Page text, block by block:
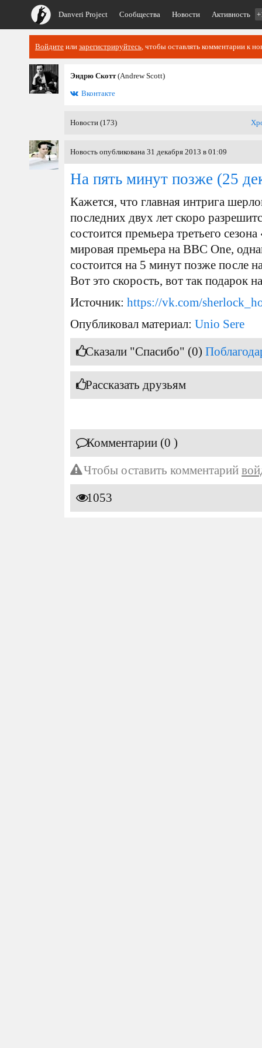
Danveri Project Сообщества Новости Активность
Войдите или зарегистрируйтесь, чтобы оставлять комментарии к
Эндрю Скотт(Andrew Scott)
Вконтакте
Новости (173)
Новость опубликована 31 декабря 2013 в 01:09
На пять минут позже (25
Кажется, что главная интрига
последних двух лет скоро
состоится премьера третьего
мировая премьера на BBC One,
состоится на 5 минут позже после
Вот это скорость, вот так подарок
Источник: https://vk.com/
Опубликовал материал: Unio Sere
Сказали "Спасибо" (0)
Рассказать друзьям
Комментарии (0 )
Чтобы оставить комментарий
1053